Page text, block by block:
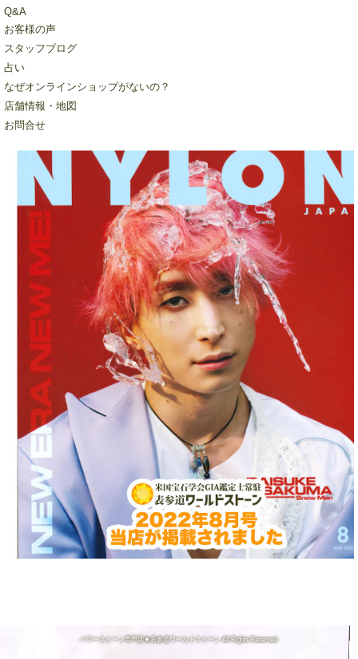
Q&A
お客様の声
スタッフブログ
占い
なぜオンラインショップがないの？
店舗情報・地図
お問合せ
パワーストーン専門店★表参道ワールドストーン All Rights Reserved.